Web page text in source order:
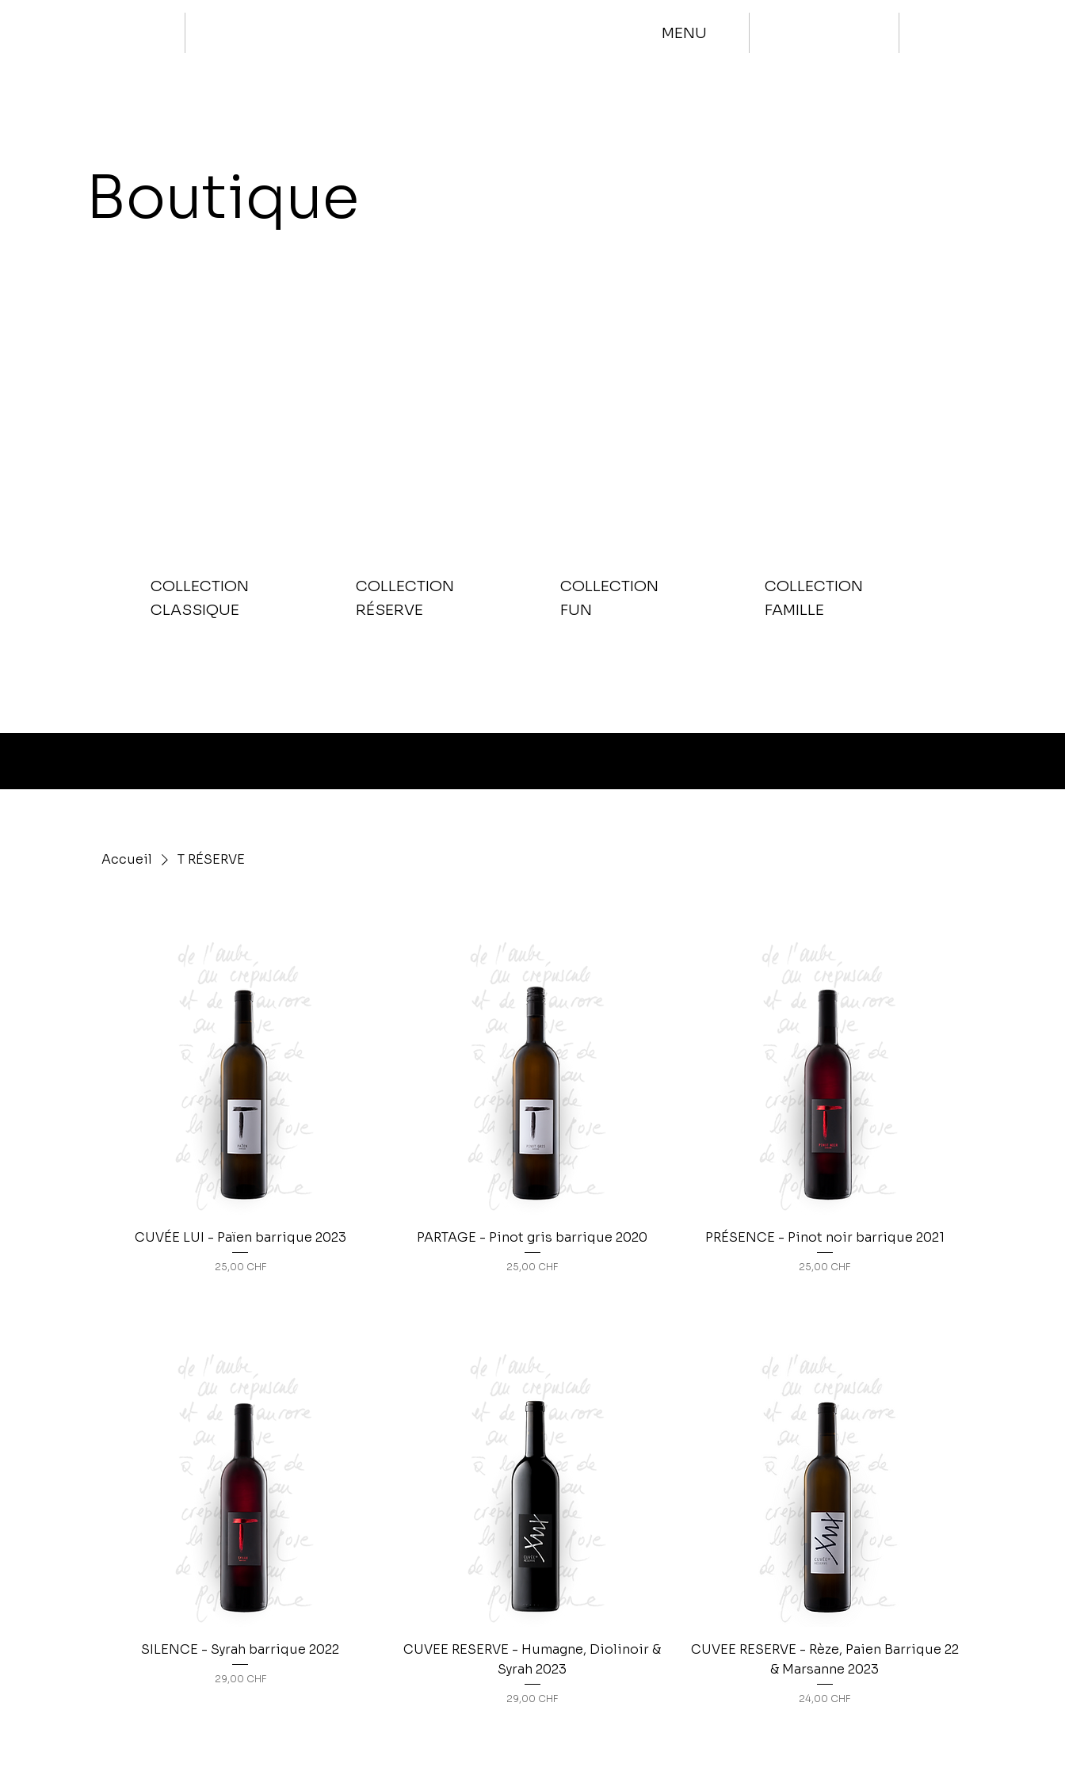
MENU
COLLECTION
CLASSIQUE
COLLECTION
RÉSERVE
COLLECTION
FUN
COLLECTION
FAMILLE
Boutique
Accueil T RÉSERVE
CUVÉE LUI - Païen barrique 2023
Prix
25,00 CHF
PARTAGE - Pinot gris barrique 2020
Prix
25,00 CHF
PRÉSENCE - Pinot noir barrique 2021
Prix
25,00 CHF
SILENCE - Syrah barrique 2022
Prix
29,00 CHF
CUVEE RESERVE - Humagne, Diolinoir &
Syrah 2023
Prix
29,00 CHF
CUVEE RESERVE - Rèze, Paien Barrique 22
& Marsanne 2023
Prix
24,00 CHF